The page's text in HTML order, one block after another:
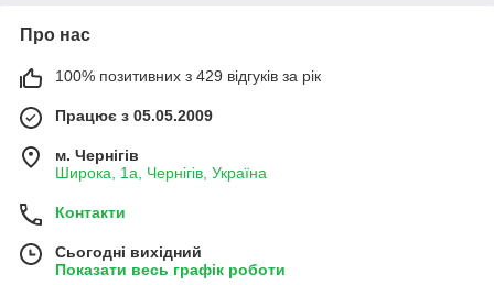
Про нас
100% позитивних з 429 відгуків за рік
Працює з 05.05.2009
м. Чернігів
Широка, 1а, Чернігів, Україна
Контакти
Сьогодні вихідний
Показати весь графік роботи